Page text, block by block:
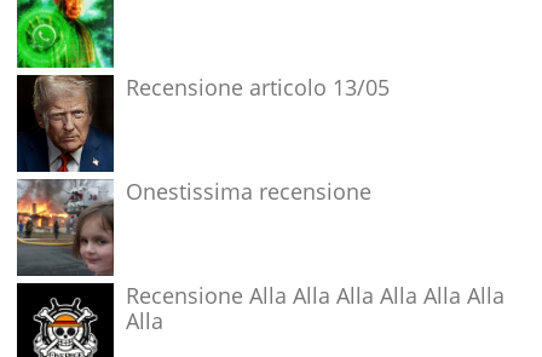
Recensione articolo 13/05
Onestissima recensione
Recensione Alla Alla Alla Alla Alla Alla
Alla